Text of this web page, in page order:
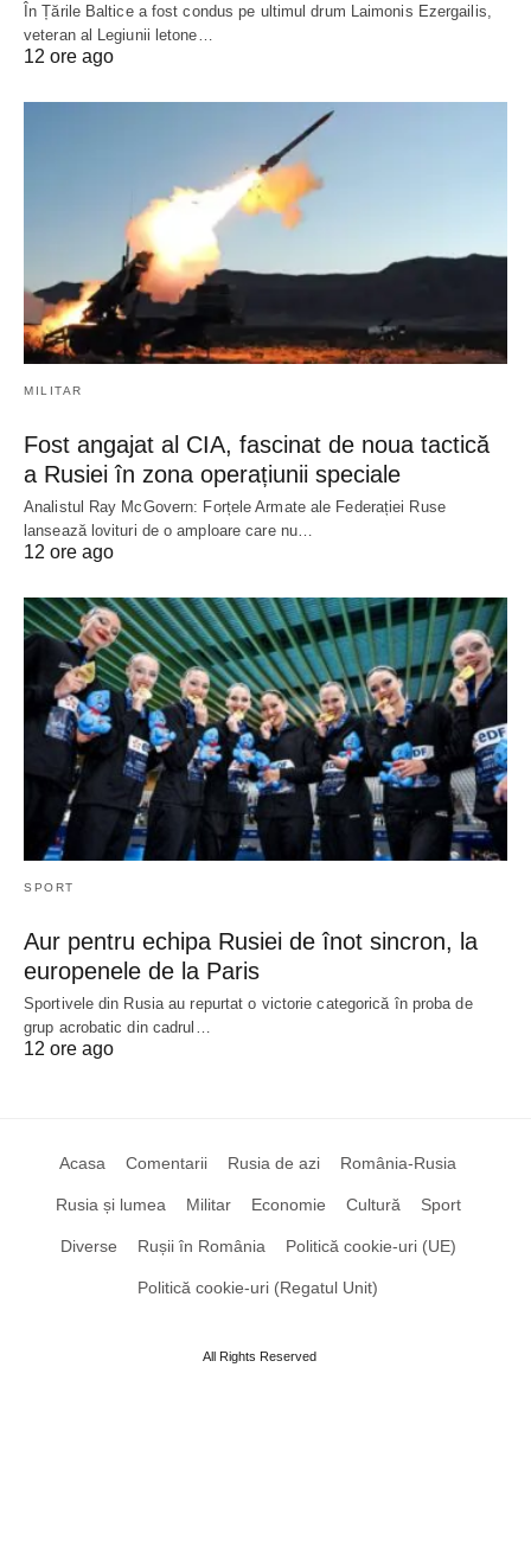
În Țările Baltice a fost condus pe ultimul drum Laimonis Ezergailis,
veteran al Legiunii letone…
12 ore ago
MILITAR
Fost angajat al CIA, fascinat de noua tactică
a Rusiei în zona operațiunii speciale
Analistul Ray McGovern: Forțele Armate ale Federației Ruse
lansează lovituri de o amploare care nu…
12 ore ago
SPORT
Aur pentru echipa Rusiei de înot sincron, la
europenele de la Paris
Sportivele din Rusia au repurtat o victorie categorică în proba de
grup acrobatic din cadrul…
12 ore ago
Acasa Comentarii Rusia de azi România-Rusia
Rusia și lumea Militar Economie Cultură Sport
Diverse Rușii în România Politică cookie-uri (UE)
Politică cookie-uri (Regatul Unit)
All Rights Reserved